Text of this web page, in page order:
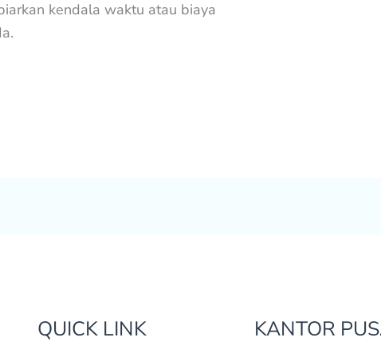
kendala waktu atau biaya
QUICK LINK KANTOR